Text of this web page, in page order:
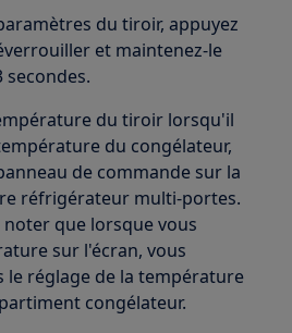
du tiroir, appuyez
et maintenez-le
du tiroir lorsqu'il
du congélateur,
de commande sur la
réfrigérateur multi-portes.
que lorsque vous
sur l'écran, vous
le réglage de la température
congélateur.